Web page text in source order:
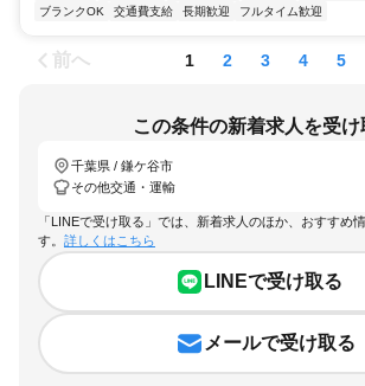
ブランクOK
交通費支給 長期歓迎 フルタイム歓迎
前へ 1 2 3 4 5
この条件の新着求人を受け
千葉県 / 鎌ケ谷市
その他交通・運輸
「LINEで受け取る」では、新着求人のほか、おすすめ
す。 詳しくはこちら
LINEで受け取る
メールで受け取る